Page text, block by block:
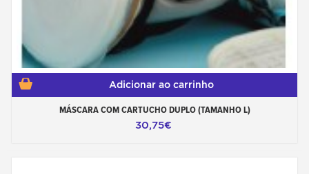
Adicionar ao carrinho
MÁSCARA COM CARTUCHO DUPLO (TAMANHO L)
30,75€